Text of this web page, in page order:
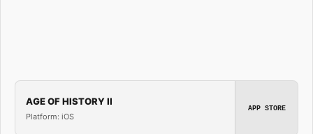
AGE OF HISTORY II
Platform: iOS
APP STORE